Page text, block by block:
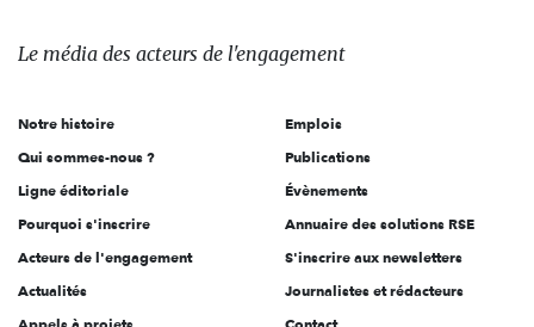
des
l'engagement
Le média des acteurs de l'engagement
Notre histoire
Qui sommes-nous ?
Ligne éditoriale
Pourquoi s'inscrire
Acteurs de l'engagement
Actualités
Emplois
Publications
Évènements
Annuaire des solutions RSE
S'inscrire aux newsletters
Journalistes et rédacteurs